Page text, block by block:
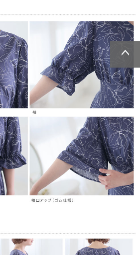
ページトッ
プへ
ページトッ
プへ